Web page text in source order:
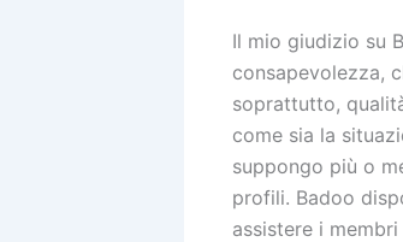
Il mio giudizio su
consapevolezza,
soprattutto,
come sia la
suppongo più o
profili. Badoo
assistere i